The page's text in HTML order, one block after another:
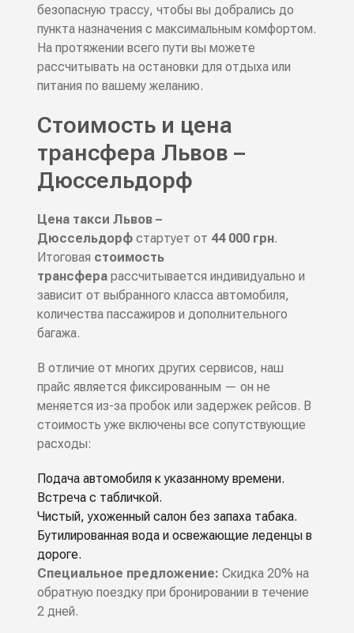
безопасную трассу, чтобы вы добрались до
пункта назначения с максимальным комфортом.
На протяжении всего пути вы можете
рассчитывать на остановки для отдыха или
питания по вашему желанию.
Стоимость и цена
трансфера Львов –
Дюссельдорф
Цена такси Львов –
Дюссельдорфстартует от 44 000 грн.
Итоговая стоимость
трансферарассчитывается индивидуально и
зависит от выбранного класса автомобиля,
количества пассажиров и дополнительного
багажа.
В отличие от многих других сервисов, наш
прайс является фиксированным — он не
меняется из-за пробок или задержек рейсов. В
стоимость уже включены все сопутствующие
расходы:
Подача автомобиля к указанному времени.
Встреча с табличкой.
Чистый, ухоженный салон без запаха табака.
Бутилированная вода и освежающие леденцы в
дороге.
Специальное предложение: Скидка 20% на
обратную поездку при бронировании в течение
2 дней.